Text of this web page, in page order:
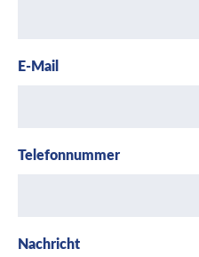
E-Mail
Telefonnummer
Nachricht